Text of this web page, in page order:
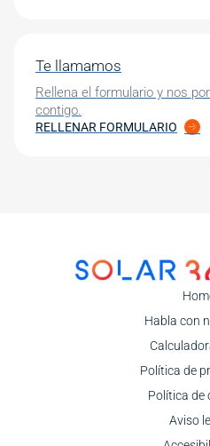
Te llamamos
Rellena el formulario y nos
contigo.
RELLENAR FORMULARIO
Image
Habla con
Política de
Política de
Aviso